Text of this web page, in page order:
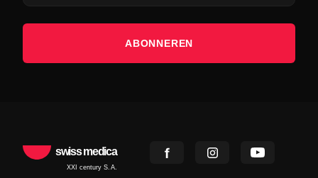
ABONNEREN
swiss medica
XXI century S.A.